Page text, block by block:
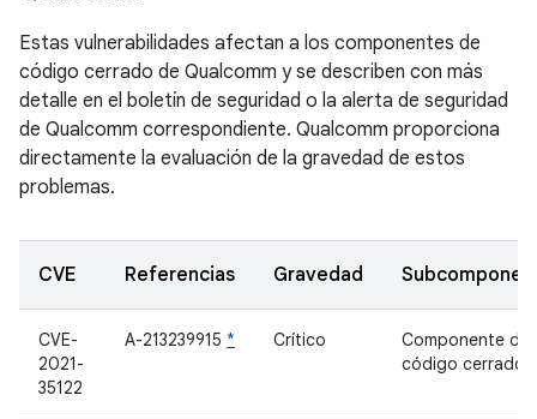
Estas vulnerabilidades afectan a los componentes de
código cerrado de Qualcomm y se describen con más
detalle en el boletín de seguridad o la alerta de seguridad
de Qualcomm correspondiente. Qualcomm proporciona
directamente la evaluación de la gravedad de estos
problemas.
CVE Referencias Gravedad
CVE-
2021-
35122
A-213239915 * Crítico
Componente de
código cerrado